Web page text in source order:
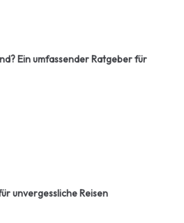
Ein umfassender Ratgeber für
unvergessliche Reisen